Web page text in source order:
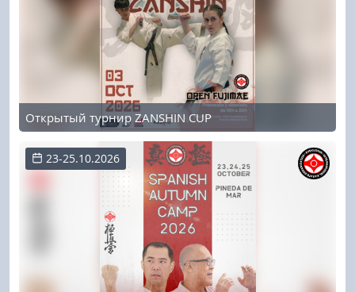
Открытый турнир ZANSHIN CUP
23-25.10.2026